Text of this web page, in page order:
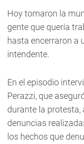
Hoy tomaron la
gente que quería
hasta encerraron a
intendente.
En el episodio
Perazzi, que
durante la protesta,
denuncias
los hechos que